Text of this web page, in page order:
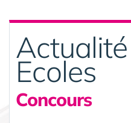
Ecoles
Concours